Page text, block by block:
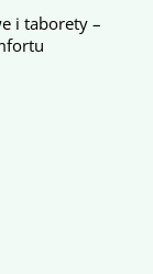
i taborety –